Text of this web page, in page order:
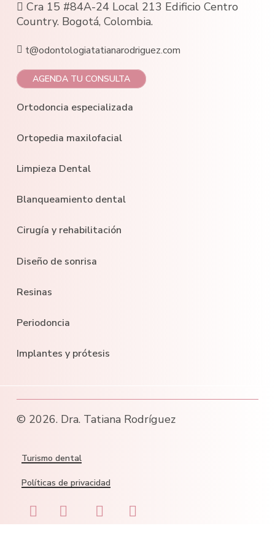
Cra 15 #84A-24 Local 213 Edificio Centro
Country. Bogotá, Colombia.
t@odontologiatatianarodriguez.com
AGENDA TU CONSULTA
Ortodoncia especializada
Ortopedia maxilofacial
Limpieza Dental
Blanqueamiento dental
Cirugía y rehabilitación
Diseño de sonrisa
Resinas
Periodoncia
Implantes y prótesis
© 2026. Dra. Tatiana Rodríguez
Turismo dental
Políticas de privacidad